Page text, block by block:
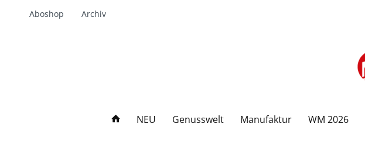
Aboshop Archiv
NEU Genusswelt Manufaktur WM 2026